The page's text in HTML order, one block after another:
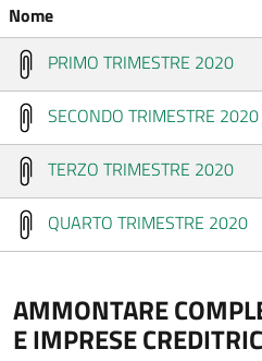
Nome
PRIMO TRIMESTRE 2020
SECONDO TRIMESTRE 2020
TERZO TRIMESTRE 2020
QUARTO TRIMESTRE 2020
AMMONTARE
E IMPRESE